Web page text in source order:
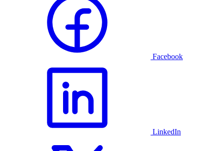
Facebook
LinkedIn